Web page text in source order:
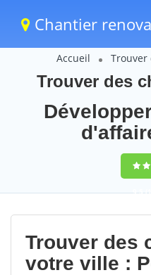
Chantier
Accueil Trouver
Trouver des
9,5
Trouver des
votre ville :